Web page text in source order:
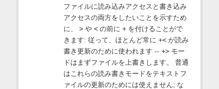
ファイルに読み込みアクセスと書き込み
アクセスの両方をしたいことを示すため
に、 >や <の前に +を付けることがで
きます: 従って、ほとんど常に +<が読み
書き更新のために使われます -- +>モー
ドはまずファイルを上書きします。 普通
はこれらの読み書きモードをテキストフ
ァイルの更新のためには使えません; な